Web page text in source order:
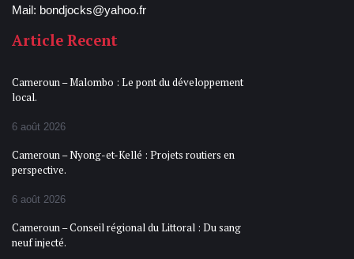
Mail: bondjocks@yahoo.fr
Article Recent
Cameroun – Malombo : Le pont du développement
local.
6 août 2026
Cameroun – Nyong-et-Kellé : Projets routiers en
perspective.
6 août 2026
Cameroun – Conseil régional du Littoral : Du sang
neuf injecté.